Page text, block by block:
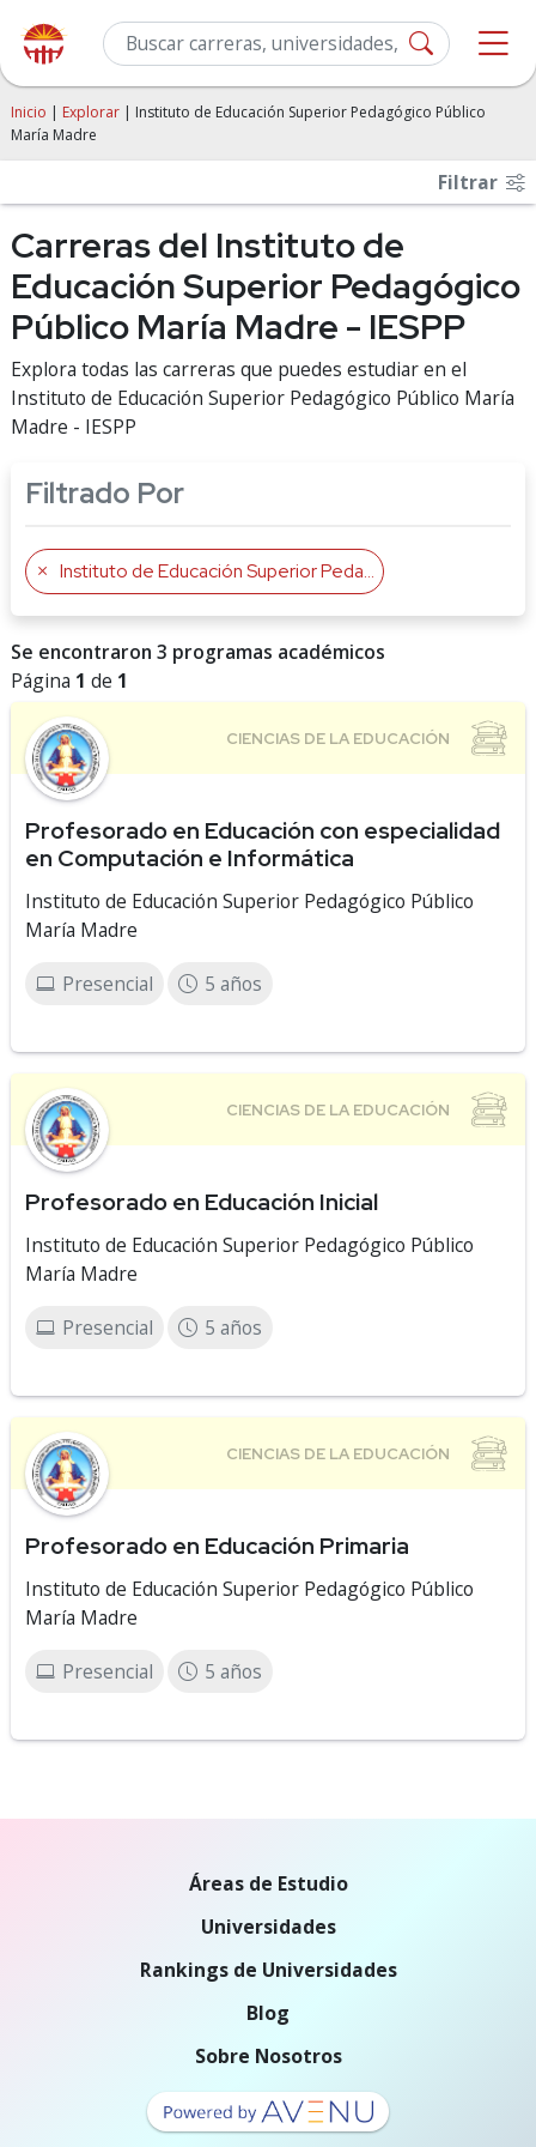
Inicio | Explorar | Instituto de Educación Superior Pedagógico Público
María Madre
Filtrar
Carreras del Instituto de
Educación Superior Pedagógico
Público María Madre - IESPP
Explora todas las carreras que puedes estudiar en el
Instituto de Educación Superior Pedagógico Público María
Madre - IESPP
Filtrado Por
Instituto de Educación Superior Pedagógico Público María Madre
Se encontraron 3 programas académicos
Página 1 de 1
Profesorado en Educación con especialidad
en Computación e Informática
Instituto de Educación Superior Pedagógico Público
María Madre
Presencial 5 años
Profesorado en Educación Inicial
Instituto de Educación Superior Pedagógico Público
María Madre
Presencial 5 años
Profesorado en Educación Primaria
Instituto de Educación Superior Pedagógico Público
María Madre
Presencial 5 años
Áreas de Estudio
Universidades
Rankings de Universidades
Blog
Sobre Nosotros